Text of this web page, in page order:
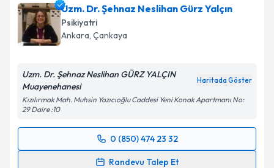
takvim hazırlandığında e-posta ile bilgilendireceğiz.
E-posta Adresiniz
Kişisel verilerimin işlenmesine ilişkin
Metni'ni okudum ve kişisel verilerimin belirtilen
Takvim Talebini Gönder
Uzm. Dr. Şehnaz Neslihan Gürz Yalçın
Psikiyatri
Ankara, Çankaya
Uzm. Dr. Şehnaz Neslihan GÜRZ YALÇIN
Muayenehanesi
Haritada Göster
Kızılırmak Mah. Muhsin Yazıcıoğlu Caddesi Yeni Konak Apartmanı No:
29 Daire :10
0 (850) 474 23 32
Randevu Talep Et
Randevu Takvimi Talebi